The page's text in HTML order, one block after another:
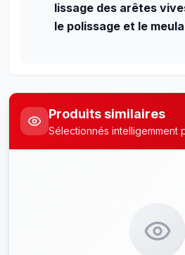
lissage des arêtes
le polissage et le
Produits similaires
Sélectionnés intelligemment